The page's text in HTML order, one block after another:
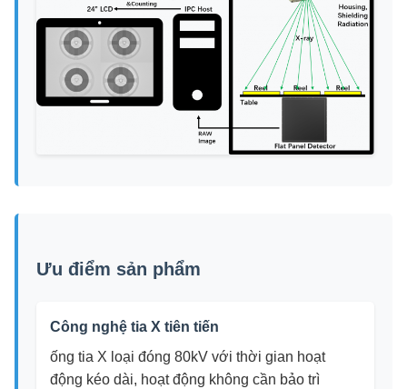
Ưu điểm sản phẩm
Công nghệ tia X tiên tiến
ống tia X loại đóng 80kV với thời gian hoạt
động kéo dài, hoạt động không cần bảo trì